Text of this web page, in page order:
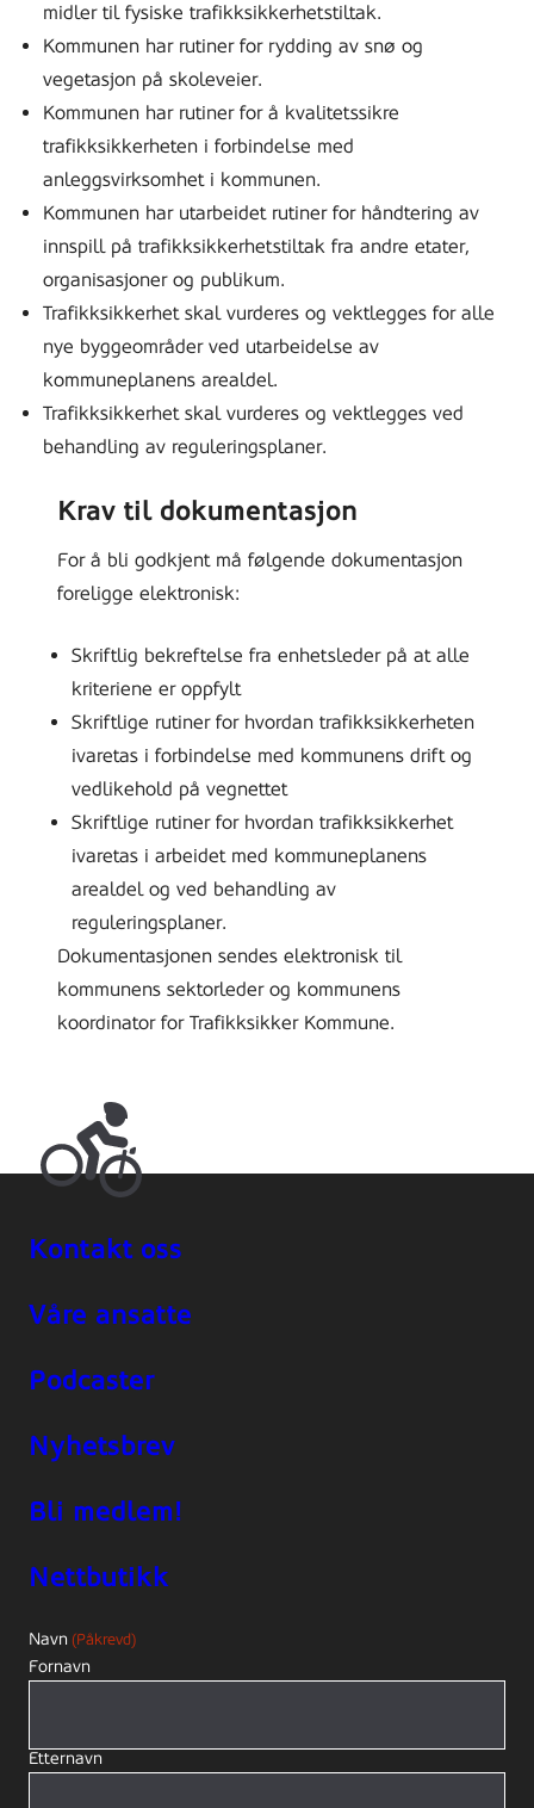
midler til fysiske trafikksikkerhetstiltak.
Kommunen har rutiner for rydding av snø og
vegetasjon på skoleveier.
Kommunen har rutiner for å kvalitetssikre
trafikksikkerheten i forbindelse med
anleggsvirksomhet i kommunen.
Kommunen har utarbeidet rutiner for håndtering av
innspill på trafikksikkerhetstiltak fra andre etater,
organisasjoner og publikum.
Trafikksikkerhet skal vurderes og vektlegges for alle
nye byggeområder ved utarbeidelse av
kommuneplanens arealdel.
Trafikksikkerhet skal vurderes og vektlegges ved
behandling av reguleringsplaner.
Krav til dokumentasjon
For å bli godkjent må følgende dokumentasjon
foreligge elektronisk:
Skriftlig bekreftelse fra enhetsleder på at alle
kriteriene er oppfylt
Skriftlige rutiner for hvordan trafikksikkerheten
ivaretas i forbindelse med kommunens drift og
vedlikehold på vegnettet
Skriftlige rutiner for hvordan trafikksikkerhet
ivaretas i arbeidet med kommuneplanens
arealdel og ved behandling av
reguleringsplaner.
Dokumentasjonen sendes elektronisk til
kommunens sektorleder og kommunens
koordinator for Trafikksikker Kommune.
Kontakt oss
Våre ansatte
Podcaster
Nyhetsbrev
Bli medlem!
Nettbutikk
Navn (Påkrevd)
Fornavn
Etternavn